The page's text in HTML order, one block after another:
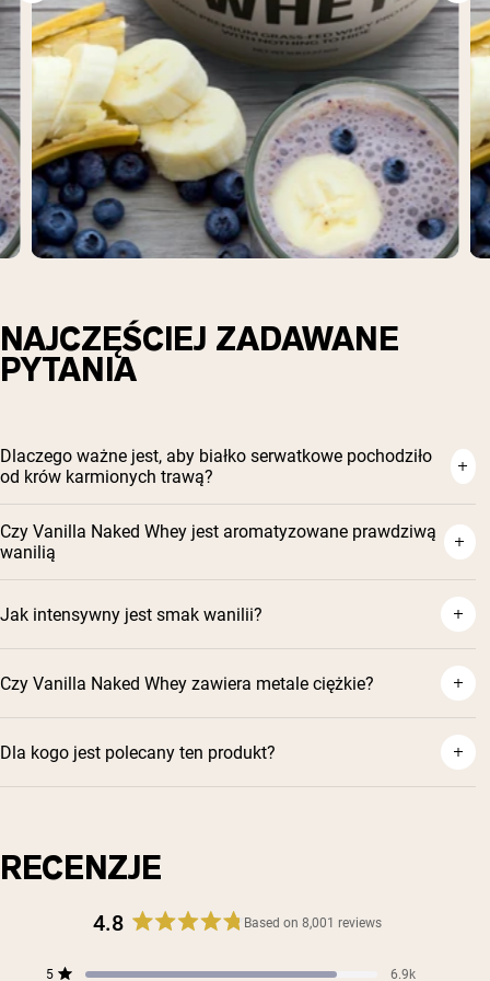
NAJCZĘŚCIEJ ZADAWANE
PYTANIA
Dlaczego ważne jest, aby białko serwatkowe pochodziło
od krów karmionych trawą?
Czy Vanilla Naked Whey jest aromatyzowane prawdziwą
wanilią
Jak intensywny jest smak wanilii?
Czy Vanilla Naked Whey zawiera metale ciężkie?
Dla kogo jest polecany ten produkt?
RECENZJE
4.8 Based on 8,001 reviews
5 6.9k
Total
Total
Total
Total
Total